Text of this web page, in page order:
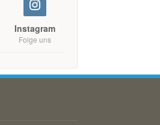
Instagram
Folge uns